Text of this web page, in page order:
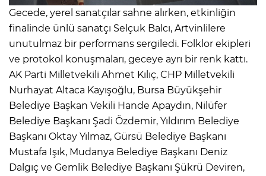
Gecede, yerel sanatçılar sahne alırken, etkinliğin
finalinde ünlü sanatçı Selçuk Balcı, Artvinlilere
unutulmaz bir performans sergiledi. Folklor ekipleri
ve protokol konuşmaları, geceye ayrı bir renk kattı.
AK Parti Milletvekili Ahmet Kılıç, CHP Milletvekili
Nurhayat Altaca Kayışoğlu, Bursa Büyükşehir
Belediye Başkan Vekili Hande Apaydın, Nilüfer
Belediye Başkanı Şadi Özdemir, Yıldırım Belediye
Başkanı Oktay Yılmaz, Gürsü Belediye Başkanı
Mustafa Işık, Mudanya Belediye Başkanı Deniz
Dalgıç ve Gemlik Belediye Başkanı Şükrü Deviren,